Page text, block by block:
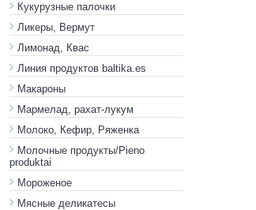
Кукурузные палочки
Ликеры, Вермут
Лимонад, Квас
Линия продуктов baltika.es
Макароны
Мармелад, рахат-лукум
Молоко, Кефир, Ряженка
Молочные продукты/Pieno
produktai
Мороженое
Мясные деликатесы